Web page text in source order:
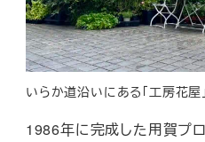
いらか道沿いにある「工房花屋
1986年に完成した用賀プロ